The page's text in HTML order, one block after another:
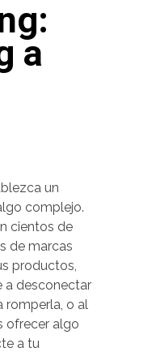
a
un
complejo.
cientos de
de marcas
productos,
a desconectar
romperla, o al
ofrecer algo
a tu